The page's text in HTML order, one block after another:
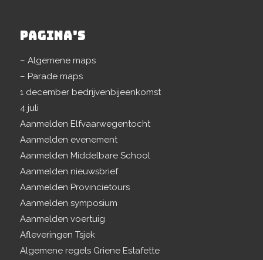
PAGINA’S
– Algemene maps
– Parade maps
1 december bedrijvenbijeenkomst
4 juli
Aanmelden Elfvaarwegentocht
Aanmelden evenement
Aanmelden Middelbare School
Aanmelden nieuwsbrief
Aanmelden Provincietours
Aanmelden symposium
Aanmelden voertuig
Afleveringen Tsjek
Algemene regels Griene Estafette